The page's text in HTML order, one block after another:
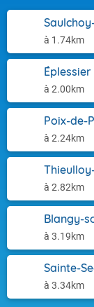
à 1.74km
Éplessier
à 2.00km
Poix-de-
à 2.24km
à 2.82km
Blangy-
à 3.19km
Sainte-
à 3.34km